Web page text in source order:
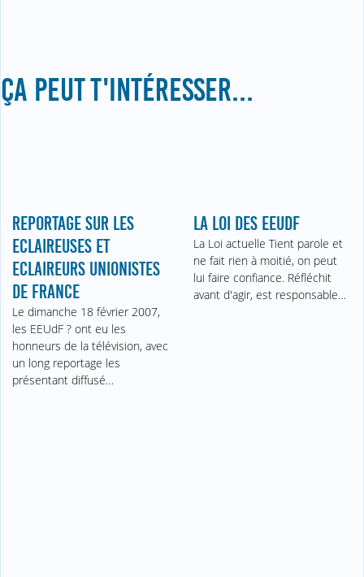
ÇA PEUT T'INTÉRESSER...
REPORTAGE SUR LES
ECLAIREUSES ET
ECLAIREURS UNIONISTES
DE FRANCE
Le dimanche 18 février 2007,
les EEUdF ? ont eu les
honneurs de la télévision, avec
un long reportage les
présentant diffusé…
LA LOI DES EEUDF
La Loi actuelle Tient parole et
ne fait rien à moitié, on peut
lui faire confiance. Réfléchit
avant d'agir, est responsable…